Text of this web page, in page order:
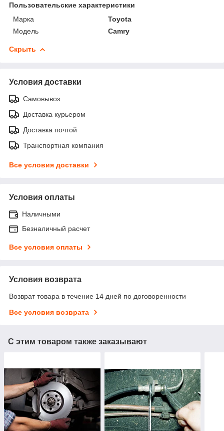
Пользовательские характеристики
Марка
Toyota
Модель
Camry
Скрыть
Условия доставки
Самовывоз
Доставка курьером
Доставка почтой
Транспортная компания
Все условия доставки
Условия оплаты
Наличными
Безналичный расчет
Все условия оплаты
Условия возврата
Возврат товара в течение 14 дней по договоренности
Все условия возврата
С этим товаром также заказывают